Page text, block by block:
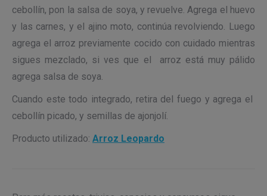
cebollín, pon la salsa de soya, y revuelve. Agrega el huevo
y las carnes, y el ajino moto, continúa revolviendo. Luego
agrega el arroz previamente cocido con cuidado mientras
sigues mezclado, si ves que el arroz está muy pálido
agrega salsa de soya.
Cuando este todo integrado, retira del fuego y agrega el
cebollín picado, y semillas de ajonjolí.
Producto utilizado: Arroz Leopardo